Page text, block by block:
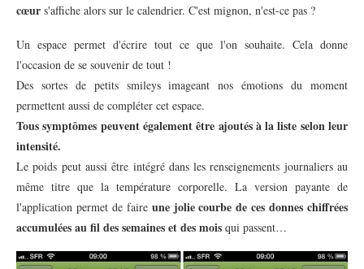
cœur s'affiche alors sur le calendrier. C'est mignon, n'est-ce pas ?
Un espace permet d'écrire tout ce que l'on souhaite. Cela donne
l'occasion de se souvenir de tout !
Des sortes de petits smileys imageant nos émotions du moment
permettent aussi de compléter cet espace.
Tous symptômes peuvent également être ajoutés à la liste selon leur
intensité.
Le poids peut aussi être intégré dans les renseignements journaliers au
même titre que la température corporelle. La version payante de
l'application permet de faire une jolie courbe de ces donnes chiffrées
accumulées au fil des semaines et des mois qui passent…